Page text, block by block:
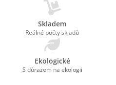
Skladem
Reálné počty skladů
Ekologické
S důrazem na ekologii